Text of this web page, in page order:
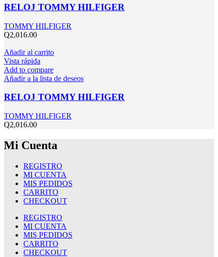
RELOJ TOMMY HILFIGER
TOMMY HILFIGER
Q2,016.00
Añadir al carrito
Vista rápida
Add to compare
Añadir a la lista de deseos
RELOJ TOMMY HILFIGER
TOMMY HILFIGER
Q2,016.00
Mi Cuenta
REGISTRO
MI CUENTA
MIS PEDIDOS
CARRITO
CHECKOUT
REGISTRO
MI CUENTA
MIS PEDIDOS
CARRITO
CHECKOUT